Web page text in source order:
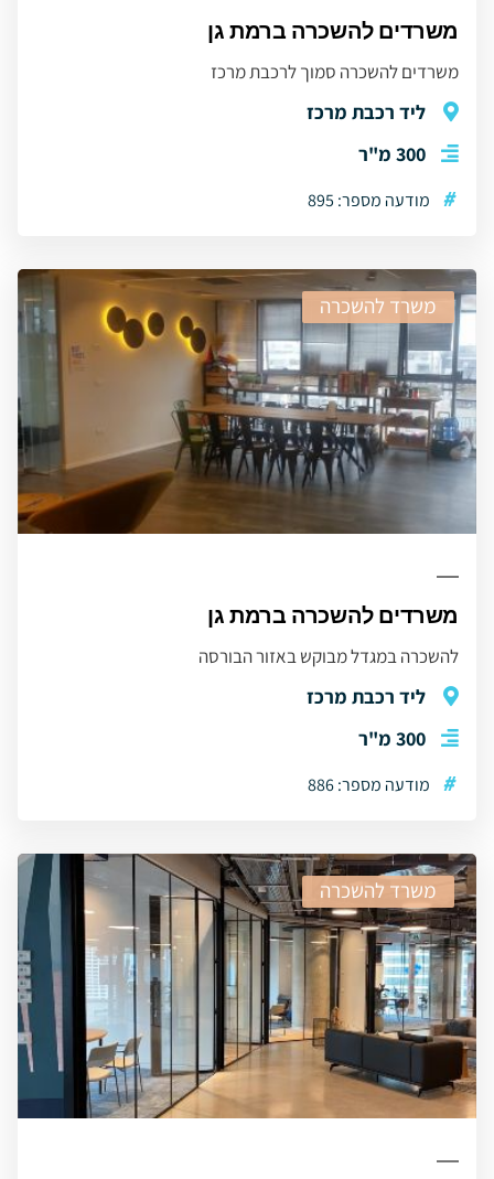
משרדים להשכרה ברמת גן
משרדים להשכרה סמוך לרכבת מרכז
ליד רכבת מרכז
300 מ"ר
# מודעה מספר: 895
משרד להשכרה
משרדים להשכרה ברמת גן
להשכרה במגדל מבוקש באזור הבורסה
ליד רכבת מרכז
300 מ"ר
# מודעה מספר: 886
משרד להשכרה